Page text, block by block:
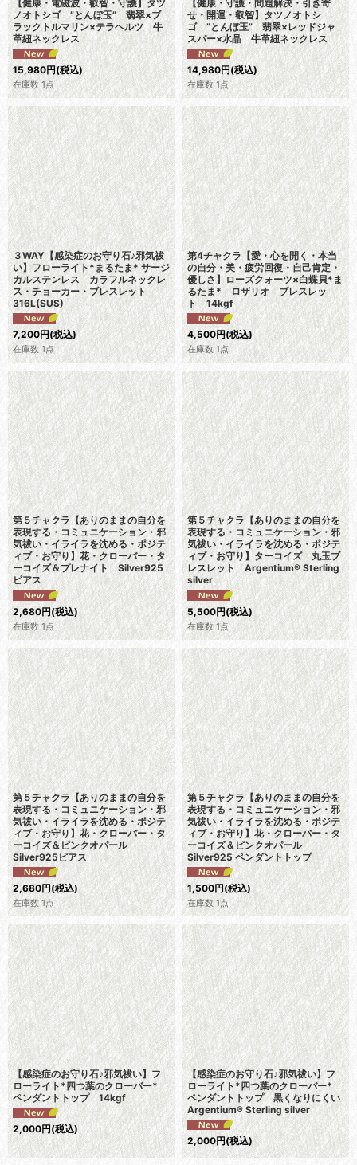
【健康・電磁波・叡智・守護】タツ
ノオトシゴ ”とんぼ玉” 翡翠×ブ
ラックトルマリン×テラヘルツ 牛
革紐ネックレス
15,980円(税込)
在庫数 1点
【健康・守護・問題解決・引き寄
せ・開運・叡智】タツノオトシ
ゴ ”とんぼ玉” 翡翠×レッドジャ
スパー×水晶 牛革紐ネックレス
14,980円(税込)
在庫数 1点
３WAY【感染症のお守り石♪邪気祓
い】フローライト*まるたま* サージ
カルステンレス カラフルネックレ
ス・チョーカー・ブレスレット
316L(SUS)
7,200円(税込)
在庫数 1点
第4チャクラ【愛・心を開く・本当
の自分・美・疲労回復・自己肯定・
優しさ】ローズクォーツ×白蝶貝*ま
るたま* ロザリオ ブレスレッ
ト 14kgf
4,500円(税込)
在庫数 1点
第５チャクラ【ありのままの自分を
表現する・コミュニケーション・邪
気祓い・イライラを沈める・ポジテ
ィブ・お守り】花・クローバー・タ
ーコイズ＆プレナイト Silver925
ピアス
2,680円(税込)
在庫数 1点
第５チャクラ【ありのままの自分を
表現する・コミュニケーション・邪
気祓い・イライラを沈める・ポジテ
ィブ・お守り】ターコイズ 丸玉ブ
レスレット Argentium® Sterling
silver
5,500円(税込)
在庫数 1点
第５チャクラ【ありのままの自分を
表現する・コミュニケーション・邪
気祓い・イライラを沈める・ポジテ
ィブ・お守り】花・クローバー・タ
ーコイズ＆ピンクオパール
Silver925ピアス
2,680円(税込)
在庫数 1点
第５チャクラ【ありのままの自分を
表現する・コミュニケーション・邪
気祓い・イライラを沈める・ポジテ
ィブ・お守り】花・クローバー・タ
ーコイズ＆ピンクオパール
Silver925 ペンダントトップ
1,500円(税込)
在庫数 1点
【感染症のお守り石♪邪気祓い】フ
ローライト*四つ葉のクローバー*
ペンダントトップ 14kgf
2,000円(税込)
【感染症のお守り石♪邪気祓い】フ
ローライト*四つ葉のクローバー*
ペンダントトップ 黒くなりにくい
Argentium® Sterling silver
2,000円(税込)